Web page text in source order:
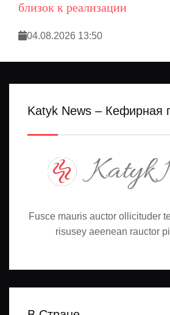
близок к реализации
04.08.2026 13:50
Katyk News – Кефирная
Fusce mauris auctor ollicituder
risusey aeenean rauctor